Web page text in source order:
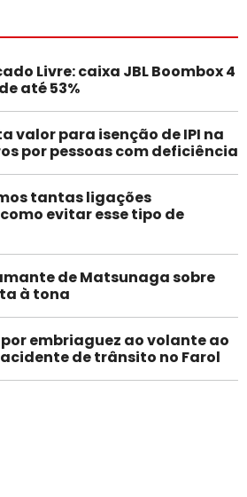
Livre: caixa JBL Boombox 4
até 53%
valor para isenção de IPI na
por pessoas com deficiência
tantas ligações
evitar esse tipo de
de Matsunaga sobre
à tona
embriaguez ao volante ao
de trânsito no Farol